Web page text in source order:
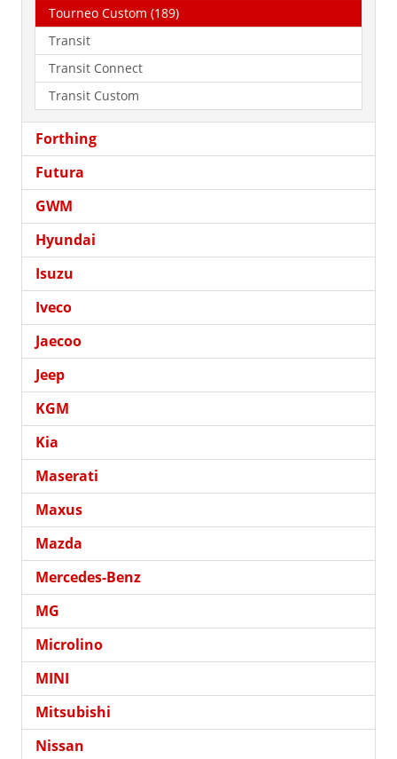
Tourneo Custom (189)
Transit
Transit Connect
Transit Custom
Forthing
Futura
GWM
Hyundai
Isuzu
Iveco
Jaecoo
Jeep
KGM
Kia
Maserati
Maxus
Mazda
Mercedes-Benz
MG
Microlino
MINI
Mitsubishi
Nissan